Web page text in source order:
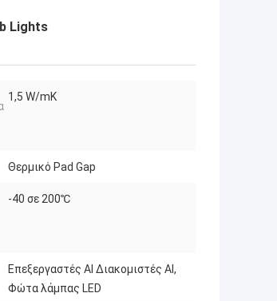
Lights
1,5 W/mK
Θερμικό Pad Gap
-40 σε 200℃
Επεξεργαστές AI Διακομιστές AI,
Φώτα λάμπας LED